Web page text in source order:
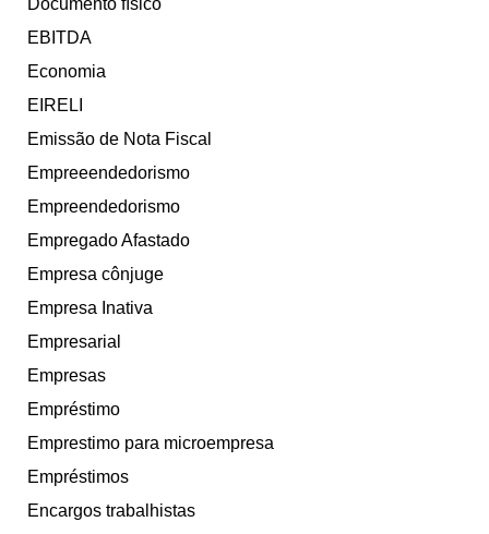
Documento físico
EBITDA
Economia
EIRELI
Emissão de Nota Fiscal
Empreeendedorismo
Empreendedorismo
Empregado Afastado
Empresa cônjuge
Empresa Inativa
Empresarial
Empresas
Empréstimo
Emprestimo para microempresa
Empréstimos
Encargos trabalhistas